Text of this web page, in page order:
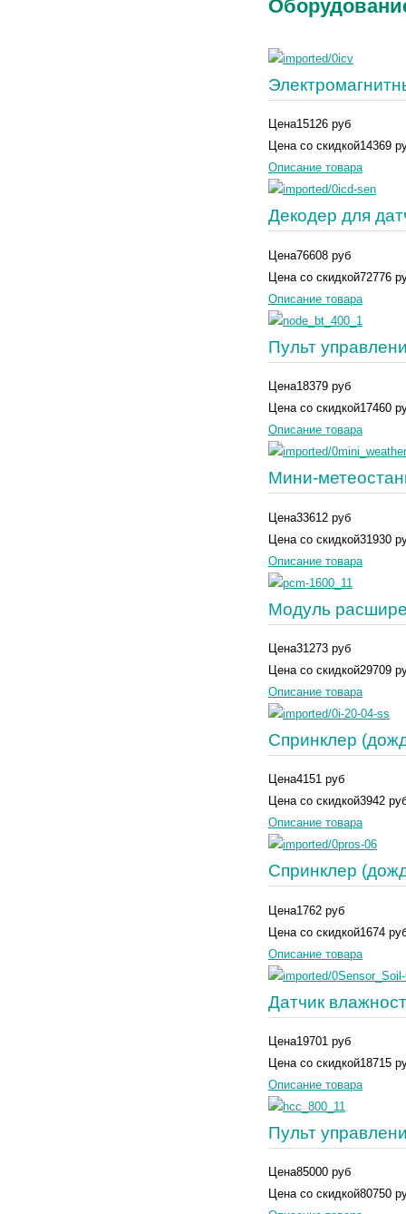
Цена15126 руб
Цена со скидкой14369
Описание товара
Декодер для
Цена76608 руб
Цена со скидкой72776
Описание товара
Пульт
Цена18379 руб
Цена со скидкой17460
Описание товара
Мини-
Цена33612 руб
Цена со скидкой31930
Описание товара
Модуль
Цена31273 руб
Цена со скидкой29709
Описание товара
Спринклер
Цена4151 руб
Цена со скидкой3942
Описание товара
Спринклер
Цена1762 руб
Цена со скидкой1674
Описание товара
Датчик
Цена19701 руб
Цена со скидкой18715
Описание товара
Пульт
Цена85000 руб
Цена со скидкой80750